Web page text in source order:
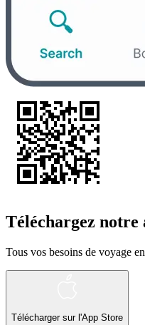
Téléchargez
Tous vos besoins de voyage
Télécharger sur l'App Store